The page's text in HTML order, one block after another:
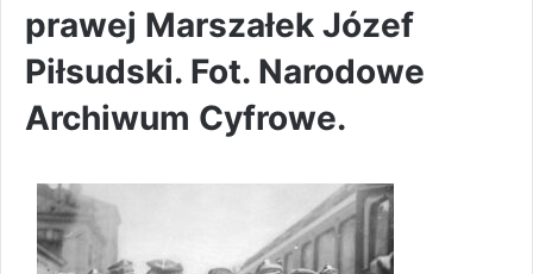
prawej Marszałek Józef
Piłsudski. Fot. Narodowe
Archiwum Cyfrowe.